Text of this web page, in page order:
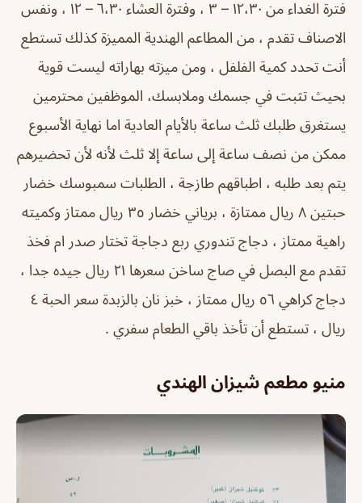
فترة الغداء من ١٢،٣٠ – ٣ ، وفترة العشاء ٦،٣٠ – ١٢ ، ونفس
الاصناف تقدم ، من المطاعم الهندية المميزة كذلك تستطع
أنت تحدد كمية الفلفل ، ومن ميزته بهاراته ليست قوية
بحيث تثبت في جسمك وملابسك، الموظفين محترمين
يستغرق طلبك ثلث ساعة بالأيام العادية اما نهاية الأسبوع
ممكن من نصف ساعة إلى ساعة إلا ثلث لأنه لأن تحضيرهم
يتم بعد طلبه ، اطباقهم طازجة ، الطلبات سمبوسك خضار
حبتين ٨ ريال ممتازة ، برياني خضار ٣٥ ريال ممتاز وكميته
راهية ممتاز ، دجاج تندوري ربع دجاجة تختار صدر ام فخذ
تقدم مع البصل في صاج ساخن سعرها ٢١ ريال جيده جدا ،
دجاج كراهي ٥٦ ريال ممتاز ، خبز نان بالزبدة سعر الحبة ٤
ريال ، تستطع أن تأخذ باقي الطعام سفري .
منيو مطعم شيزان الهندي